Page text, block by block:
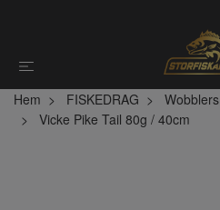
Hem FISKEDRAG
Wobblers
Vicke Pike Tail 80g / 40cm